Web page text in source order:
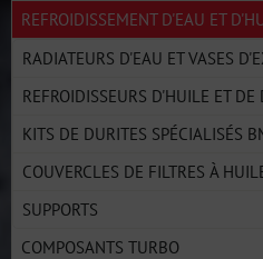
REFROIDISSEMENT D'EAU ET
RADIATEURS D'EAU ET VASES
REFROIDISSEURS D'HUILE ET DE
KITS DE DURITES SPÉCIALISÉS
COUVERCLES DE FILTRES À
SUPPORTS
COMPOSANTS TURBO